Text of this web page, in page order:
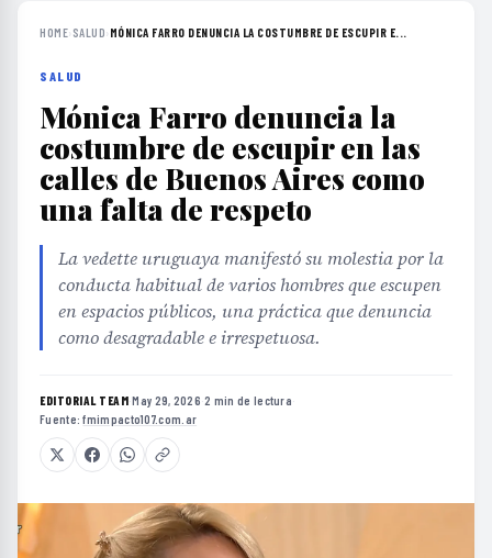
HOME› SALUD› MÓNICA FARRO DENUNCIA LA COSTUMBRE DE ESCUPIR E...
SALUD
Mónica Farro denuncia la
costumbre de escupir en las
calles de Buenos Aires como
una falta de respeto
La vedette uruguaya manifestó su molestia por la
conducta habitual de varios hombres que escupen
en espacios públicos, una práctica que denuncia
como desagradable e irrespetuosa.
EDITORIAL TEAM·May 29, 2026·2 min de lectura·
Fuente:fmimpacto107.com.ar